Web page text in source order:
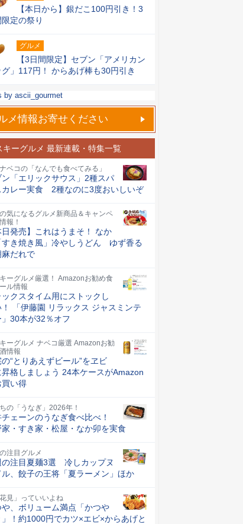
【本日から】銀だこ100円引き！3
限定の祭り
グルメ
【3日間限定】セブン「アメリカン
グ」117円！ からあげ棒も30円引き
by ascii_gourmet
メ情報お寄せください
キーグルメ 最新連載・特集一覧
ベコの「なんでも食べてみる」
ン「エリックサウス」2種スパ
カレー実食 2種なのに3度おいしいぞ
気になるグルメ新商品＆キャンペ
報！
日発売】これはうまそ！ なか
すき焼き風」冷やしうどん ゆず香る
麻だれで
ーグルメ厳選！ Amazonお勧め食
ル情報
ックスタイム用にストックし
！ 「伊藤園 リラックス ジャスミンテ
」30本が32％オフ
ーグルメ ナベコ厳選 Amazonお勧
情報
の“とりあえずビール”をヱビ
昇格しましょう 24本ケースがAmazon
買い得
の「うなぎ」2026年！
ェーンのうなぎ食べ比べ！
・すき家・松屋・なか卯を実食
注目グルメ
の注目夏麺3選 冷しカップヌ
ル、餃子の王将「夏ラーメン」ほか
花見」っていいよね
や、ボリューム満点「かつや
！約1000円でカツ×エビ×からあげと